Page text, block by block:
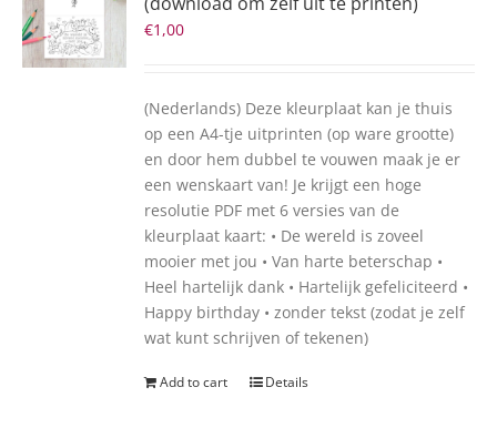
€1,00
(Nederlands) Deze kleurplaat kan je thuis
op een A4-tje uitprinten (op ware grootte)
en door hem dubbel te vouwen maak je er
een wenskaart van! Je krijgt een hoge
resolutie PDF met 6 versies van de
kleurplaat kaart: • De wereld is zoveel
mooier met jou • Van harte beterschap •
Heel hartelijk dank • Hartelijk gefeliciteerd •
Happy birthday • zonder tekst (zodat je zelf
wat kunt schrijven of tekenen)
Add to cart Details